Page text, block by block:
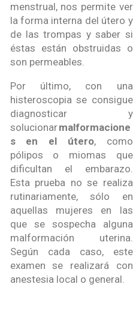
menstrual, nos permite ver
la forma interna del útero y
de las trompas y saber si
éstas están obstruidas o
son permeables.
Por último, con una
histeroscopia se consigue
diagnosticar y
solucionarmalformacione
s en el útero, como
pólipos o miomas que
dificultan el embarazo.
Esta prueba no se realiza
rutinariamente, sólo en
aquellas mujeres en las
que se sospecha alguna
malformación uterina.
Según cada caso, este
examen se realizará con
anestesia local o general.